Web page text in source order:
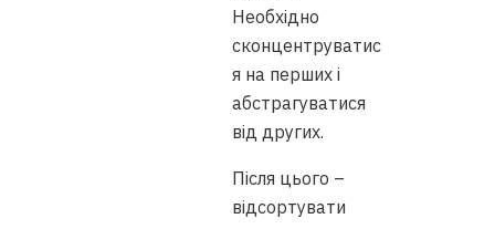
Необхідно
сконцентруватис
я на перших і
абстрагуватися
від других.
Після цього –
відсортувати